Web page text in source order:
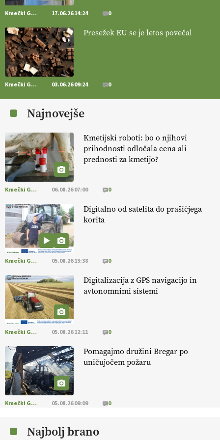
[EKOloško = LOGIČNO ] Mulčer
– naravna pot do zdravih tal
. VEČ
https://t.co/J7RkeaYpYu @EUAgri #IMCAP #CAP
https://t.co/RVG0FzcQN6
varnost,
okolje in kakovost življenja. VEČ
https://t.co/K0USFPJ5fJ @EUAgri #IMCAP #CAP
https://t.co/vcHhoOixHy
14.07.2026
[EKOloško = LOGIČNO ]
Danes ni pomembna le količina hrane,
ampak tudi način njene pridelave
@EUAgri #imcap #cap #blog https://t.co/2sllAmcKwG
[EKOloško = LOGIČNO
prilagojene sorte
so temelj uspešne ekološke pridelave.
https://t.co/OQSsax7l8V @EUAgri #IMCAP #CAP
https://t.co/PAL0zlhVia
[EKOloško = LOGIČNO
aronije
v dobrem desetletju zrasla v uspešno kmetijsko in
podjetniško zgodbo.
#IMCAP #CAP https://t.co/xp1oihBDaJ
[EKOloško = LOGIČNO
v tujini
. Zato je ekološka pridelava odlična priložnost za slovenske
vinarje
. VEČ
https://t.co/XAe9EbeAbK @EUAgri #IMCAP #CAP
https://t.co/01qpoeLyNP
Kmečki Glas 17.06.26 14:24 0
Presežek EU se je letos povečal
Kmečki Glas 03.06.26 09:24 0
Najnovejše
Kmetijski roboti: bo o njihovi
prihodnosti odločala cena ali
prednosti za kmetijo?
Kmečki Glas 06.08.26 07:00 0
Digitalno od satelita do prašičjega
korita
Kmečki Glas 05.08.26 13:38 0
Digitalizacija z GPS navigacijo in
avtonomnimi sistemi
Kmečki Glas 05.08.26 12:11 0
Pomagajmo družini Bregar po
uničujočem požaru
Kmečki Glas 05.08.26 09:09 0
Najbolj brano